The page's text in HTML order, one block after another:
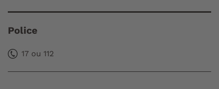
Police
17 ou 112